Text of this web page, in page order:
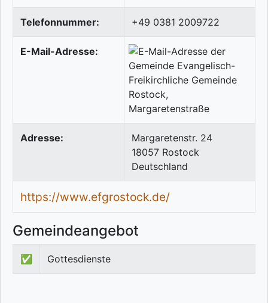
Telefonnummer: +49 0381 2009722
E-Mail-Adresse:
Adresse:
Margaretenstr. 24
18057 Rostock
Deutschland
https://www.efgrostock.de/
Gemeindeangebot
✅ Gottesdienste